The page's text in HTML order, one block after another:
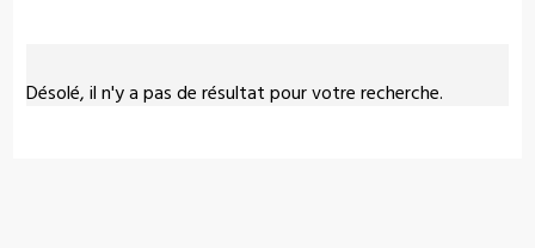
Désolé, il n'y a pas de résultat pour votre recherche.